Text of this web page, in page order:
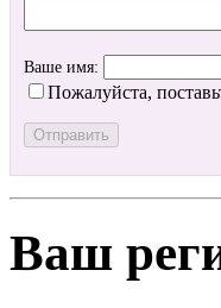
Ваше имя:
Пожалуйста,
Ваш